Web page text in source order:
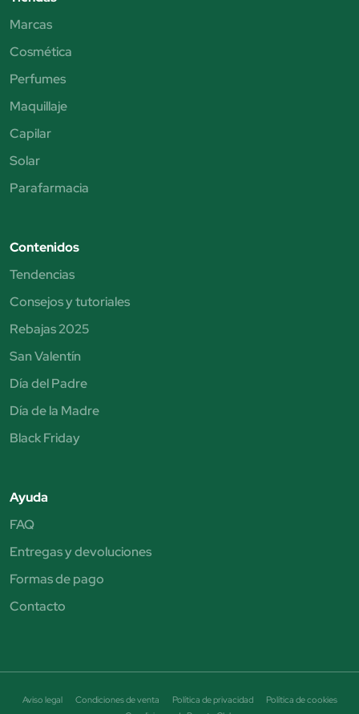
Marcas
Cosmética
Perfumes
Maquillaje
Capilar
Solar
Parafarmacia
Contenidos
Tendencias
Consejos y tutoriales
Rebajas 2025
San Valentín
Día del Padre
Día de la Madre
Black Friday
Ayuda
FAQ
Entregas y devoluciones
Formas de pago
Contacto
Aviso legal Condiciones de venta Política de privacidad
Política de cookies